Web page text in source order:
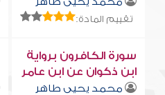
تقييم المادة:
سورة الكافرون برواية
ابن ذكوان عن ابن عامر
محمد يحيى طاهر